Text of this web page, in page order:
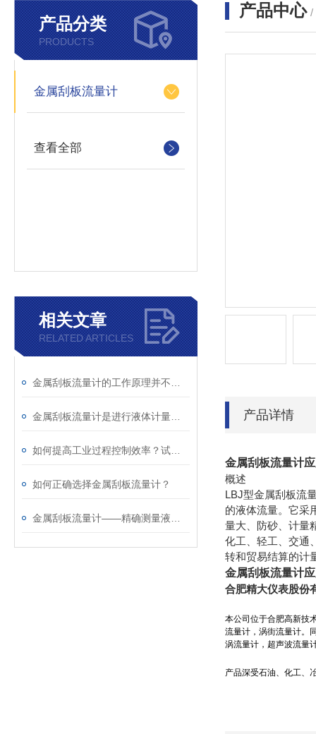
产品分类
PRODUCTS
金属刮板流量计
查看全部
相关文章
RELATED ARTICLES
如何正确选择金属刮板流量计？
产品中心 /
产品详情
金属刮板流量计
概述
LBJ型金属刮板流
的液体流量。它采
量大、防砂、计量
化工、轻工、交通
转和贸易结算的计
金属刮板流量计
合肥精大仪表股份
本公司位于合肥高新技
流量计，涡街流量计。
涡流量计，超声波流量
产品深受石油、化工、